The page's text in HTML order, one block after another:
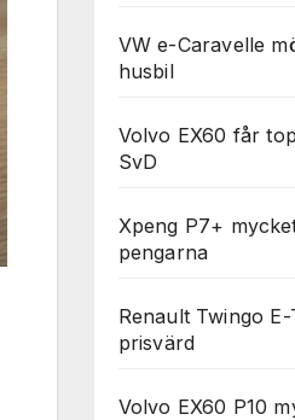
VW e-Caravelle
husbil
Volvo EX60 får
SvD
Xpeng P7+
pengarna
Renault Twingo E-
prisvärd
Volvo EX60 P10